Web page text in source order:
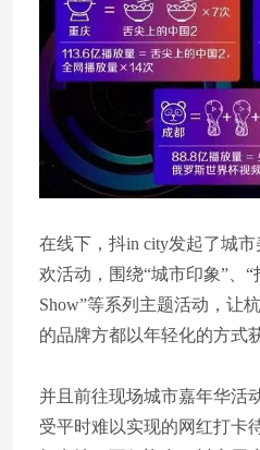
在线下，抖in city发起了城
欢活动，围绕“城市印象”、“
Show”等系列主题活动，让
的品牌方都以年轻化的方式
并且前往现场城市嘉年华活
受平时难以实现的网红打卡